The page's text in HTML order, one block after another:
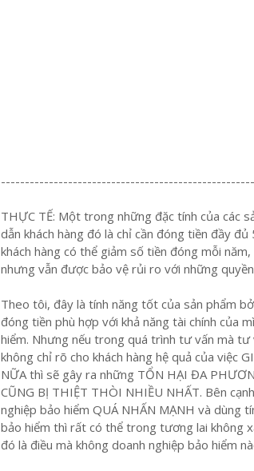
THỰC TẾ: Một trong những đặc tính của các
dẫn khách hàng đó là chỉ cần đóng tiền đầy
khách hàng có thể giảm số tiền đóng mỗi
nhưng vẫn được bảo vệ rủi ro với những
Theo tôi, đây là tính năng tốt của sản phẩm
đóng tiền phù hợp với khả năng tài chính của
hiểm. Nhưng nếu trong quá trình tư vấn mà tư
không chỉ rõ cho khách hàng hệ quả của việc
NỮA thì sẽ gây ra những TỔN HẠI ĐA
CŨNG BỊ THIỆT THÒI NHIỀU NHẤT. Bên
nghiệp bảo hiểm QUÁ NHẤN MẠNH và dùng
bảo hiểm thì rất có thể trong tương lai không
đó là điều mà không doanh nghiệp bảo hiểm